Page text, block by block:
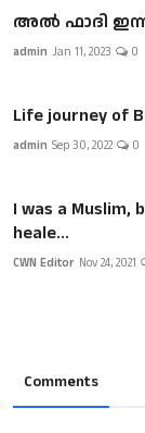
അല്‍ ഫാദി
admin Jan 11, 2023 0
Life journey of
admin Sep 30, 2022 0
I was a Muslim,
heale...
CWN Editor Nov 24, 2021
Comments